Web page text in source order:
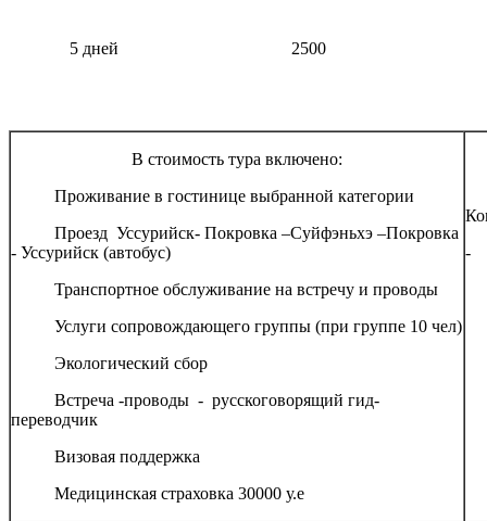
5 дней 2500
В стоимость тура включено:
­ Проживание в гостинице выбранной категории
­ Проезд Уссурийск- Покровка –Суйфэньхэ –Покровка
- Уссурийск (автобус)
­ Транспортное обслуживание на встречу и проводы
­ Услуги сопровождающего группы (при группе 10 чел)
­ Экологический сбор
­ Встреча -проводы - русскоговорящий гид-
переводчик
­ Визовая поддержка
­ Медицинская страховка 30000 у.е
-